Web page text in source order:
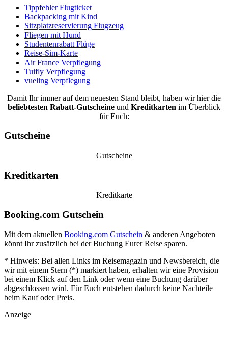
Tippfehler Flugticket
Backpacking mit Kind
Sitzplatzreservierung Flugzeug
Fliegen mit Hund
Studentenrabatt Flüge
Reise-Sim-Karte
Air France Verpflegung
Tuifly Verpflegung
vueling Verpflegung
Damit Ihr immer auf dem neuesten Stand bleibt, haben wir hier die
beliebtesten Rabatt-Gutscheine und Kreditkarten im Überblick
für Euch:
Gutscheine
Gutscheine
Kreditkarten
Kreditkarte
Booking.com Gutschein
Mit dem aktuellen Booking.com Gutschein & anderen Angeboten
könnt Ihr zusätzlich bei der Buchung Eurer Reise sparen.
* Hinweis: Bei allen Links im Reisemagazin und Newsbereich, die
wir mit einem Stern (*) markiert haben, erhalten wir eine Provision
bei einem Klick auf den Link oder wenn eine Buchung darüber
abgeschlossen wird. Für Euch entstehen dadurch keine Nachteile
beim Kauf oder Preis.
Anzeige